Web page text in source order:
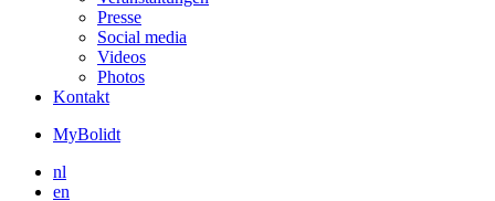
Presse
Social media
Videos
Photos
Kontakt
MyBolidt
nl
en